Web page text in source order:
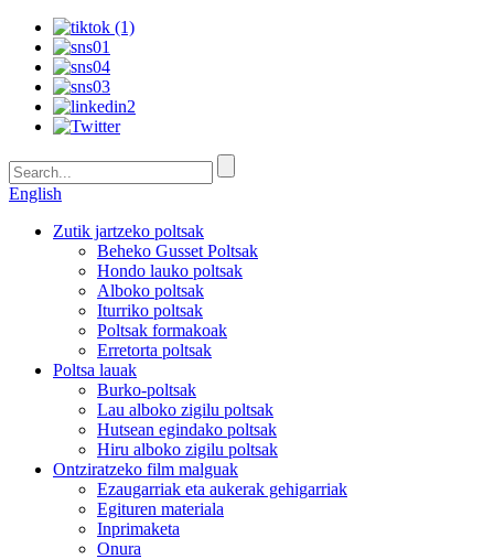
English
Zutik jartzeko poltsak
Beheko Gusset Poltsak
Hondo lauko poltsak
Alboko poltsak
Iturriko poltsak
Poltsak formakoak
Erretorta poltsak
Poltsa lauak
Burko-poltsak
Lau alboko zigilu poltsak
Hutsean egindako poltsak
Hiru alboko zigilu poltsak
Ontziratzeko film malguak
Ezaugarriak eta aukerak gehigarriak
Egituren materiala
Inprimaketa
Onura